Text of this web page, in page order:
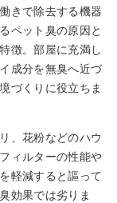
きで除去する機器
ペット臭の原因と
徴。部屋に充満し
成分を無臭へ近づ
づくりに役立ちま
、花粉などのハウ
ィルターの性能や
軽減すると謳って
効果では劣りま